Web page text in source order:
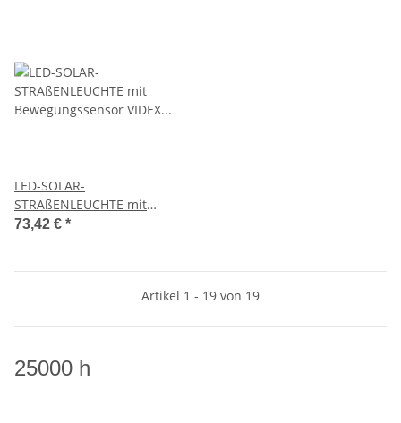
LED-SOLAR-
STRAßENLEUCHTE mit
Bewegungssensor VIDEX VL-
73,42 € *
Artikel 1 - 19 von 19
25000 h